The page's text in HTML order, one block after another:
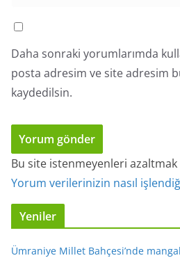
Daha sonraki yorumlarımda
posta adresim ve site adresim
kaydedilsin.
Bu site istenmeyenleri azaltmak
Yorum verilerinizin nasıl
Yeniler
Ümraniye Millet Bahçesi’nde